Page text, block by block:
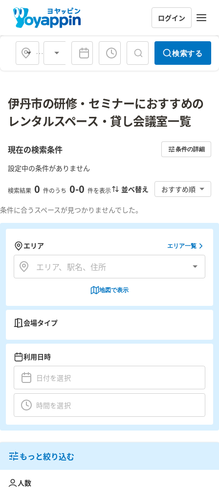
ログイン
会場タイプ 検索する
伊丹市の研修・セミナーにおすすめの
レンタルスペース・貸し会議室一覧
現在の検索条件 条件の詳細
設定中の条件がありません
検索結果 0 件のうち 0-0 件を表示 並べ替え おすすめ順
条件に合うスペースが見つかりませんでした。
エリア エリア一覧
地図で表示
会場タイプ
利用日時
もっと絞り込む
人数